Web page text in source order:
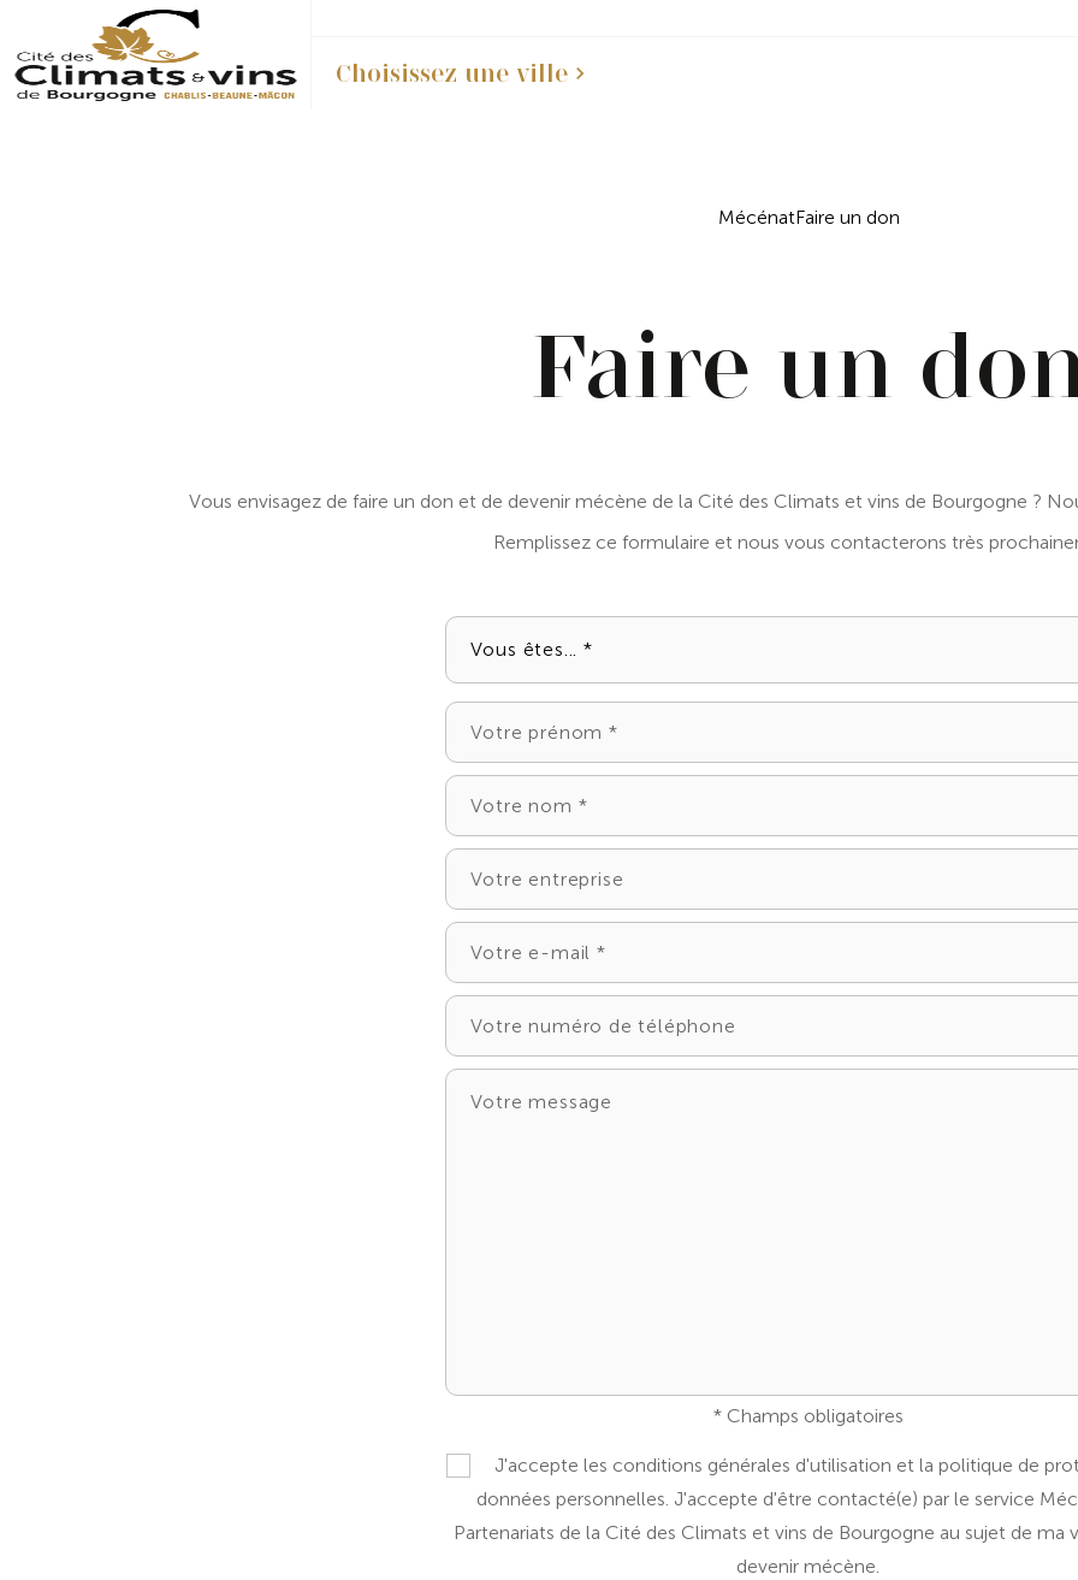
Choisissez une ville
MécénatFaire un don
Faire un
Vous envisagez de faire un don et de devenir mécène de la Cité des Climats et vins de Bourgogne ?
Remplissez ce formulaire et nous vous contacterons très
* Champs obligatoires
J'accepte les conditions générales d'utilisation et la politique de
données personnelles. J'accepte d'être contacté(e) par le service
Partenariats de la Cité des Climats et vins de Bourgogne au sujet de ma
devenir mécène.